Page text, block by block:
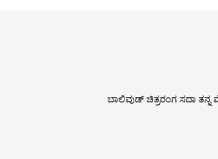
ಬಾಲಿವುಡ್ ಚಿತ್ರರಂಗ ಸದಾ